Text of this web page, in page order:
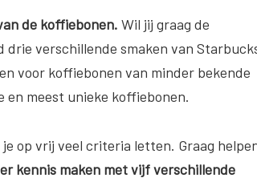
de koffiebonen. Wil jij graag de
verschillende smaken van
voor koffiebonen van minder bekende
meest unieke koffiebonen.
op vrij veel criteria letten. Graag
kennis maken met vijf verschillende